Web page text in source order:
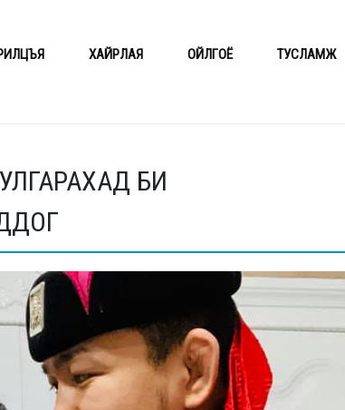
ХАЙРЛАЯ ОЙЛГОЁ ТУСЛАМЖ
БИ